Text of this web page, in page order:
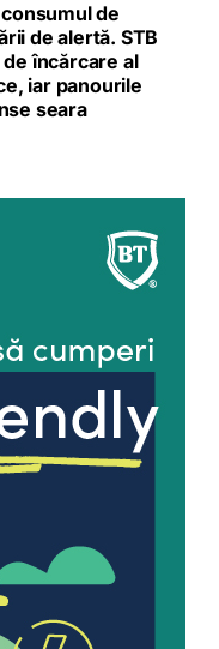
de
de alertă. STB
încărcare al
iar panourile
seara